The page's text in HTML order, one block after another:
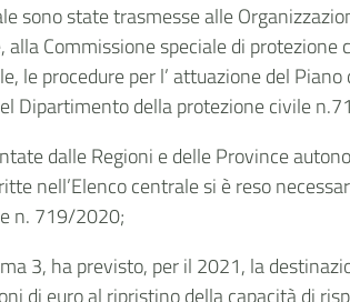
sono state trasmesse alle
Commissione speciale di
procedure per l’ attuazione del
Dipartimento della protezione civile
dalle Regioni e delle Province
nell’Elenco centrale si è reso
n. 719/2020;
3, ha previsto, per il 2021, la
di euro al ripristino della capacità di